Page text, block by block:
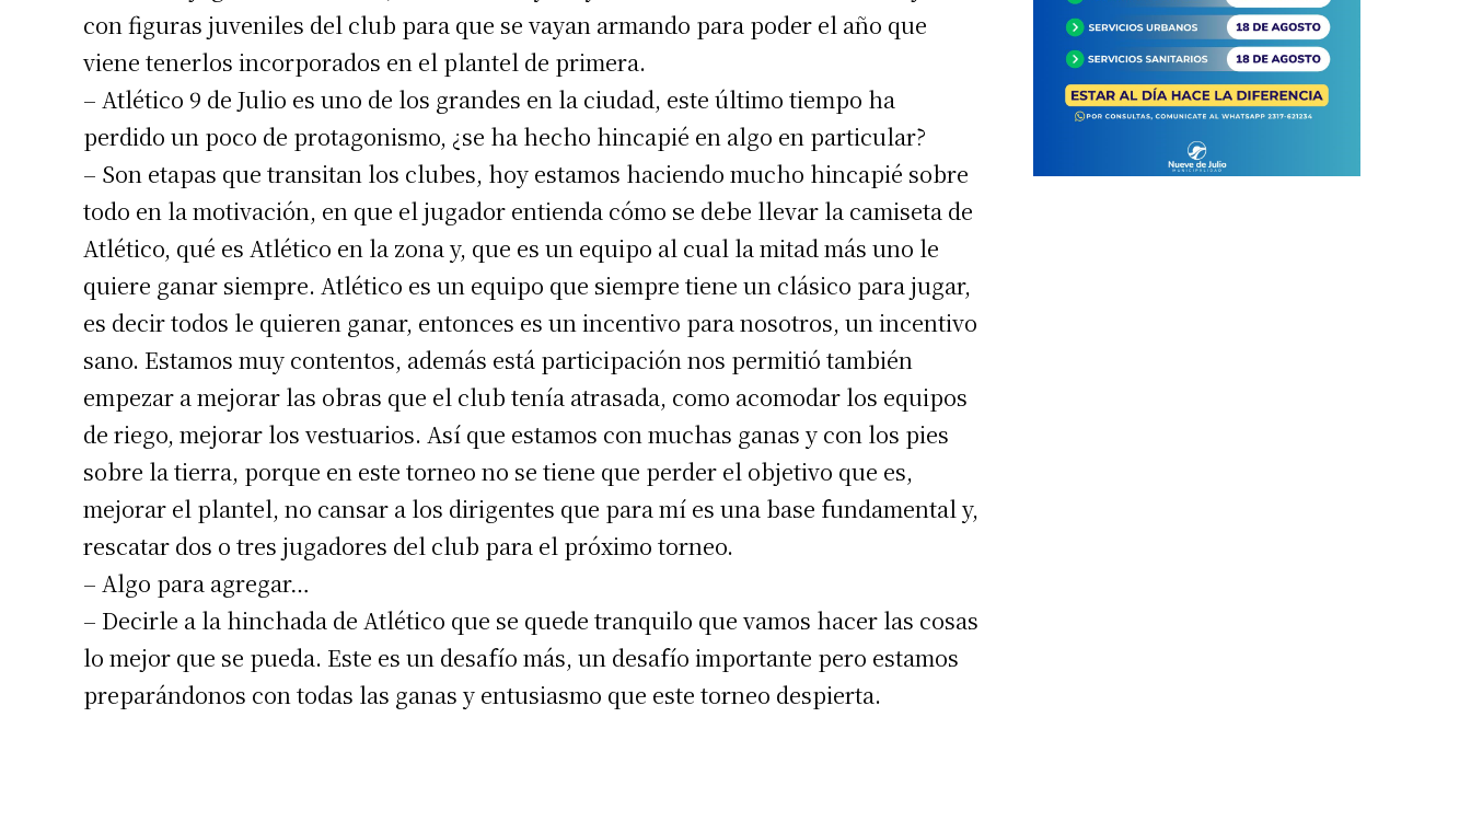
Número de teléfono
con figuras juveniles del club para que se vayan armando para poder el año que
viene tenerlos incorporados en el plantel de primera.
– Atlético 9 de Julio es uno de los grandes en la ciudad, este último tiempo ha
perdido un poco de protagonismo, ¿se ha hecho hincapié en algo en particular?
– Son etapas que transitan los clubes, hoy estamos haciendo mucho hincapié sobre
todo en la motivación, en que el jugador entienda cómo se debe llevar la camiseta de
Atlético, qué es Atlético en la zona y, que es un equipo al cual la mitad más uno le
quiere ganar siempre. Atlético es un equipo que siempre tiene un clásico para jugar,
es decir todos le quieren ganar, entonces es un incentivo para nosotros, un incentivo
sano. Estamos muy contentos, además está participación nos permitió también
empezar a mejorar las obras que el club tenía atrasada, como acomodar los equipos
de riego, mejorar los vestuarios. Así que estamos con muchas ganas y con los pies
sobre la tierra, porque en este torneo no se tiene que perder el objetivo que es,
mejorar el plantel, no cansar a los dirigentes que para mí es una base fundamental y,
rescatar dos o tres jugadores del club para el próximo torneo.
– Algo para agregar…
– Decirle a la hinchada de Atlético que se quede tranquilo que vamos hacer las cosas
lo mejor que se pueda. Este es un desafío más, un desafío importante pero estamos
preparándonos con todas las ganas y entusiasmo que este torneo despierta.